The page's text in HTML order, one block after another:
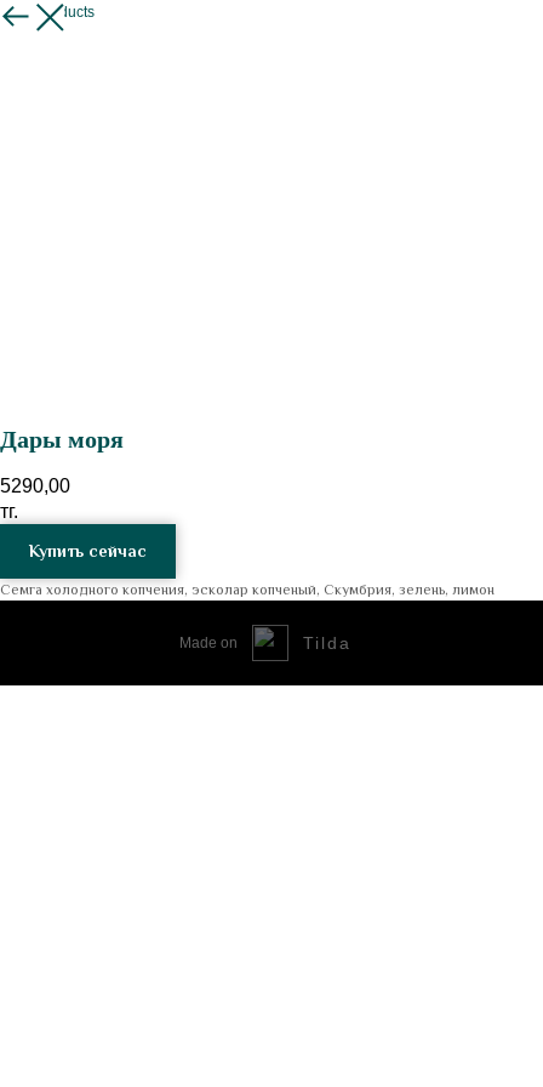
More products
Дары моря
5290,00
тг.
Купить сейчас
Семга холодного копчения, эсколар копченый, Скумбрия, зелень, лимон
Made on Tilda